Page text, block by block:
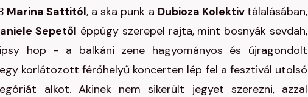
Marina Sattitól, a ska punk a Dubioza Kolektiv tálalásában,
Sepetől éppúgy szerepel rajta, mint bosnyák sevdah,
hop - a balkáni zene hagyományos és újragondolt
korlátozott férőhelyű koncerten lép fel a fesztivál utolsó
alkot. Akinek nem sikerült jegyet szerezni, azzal